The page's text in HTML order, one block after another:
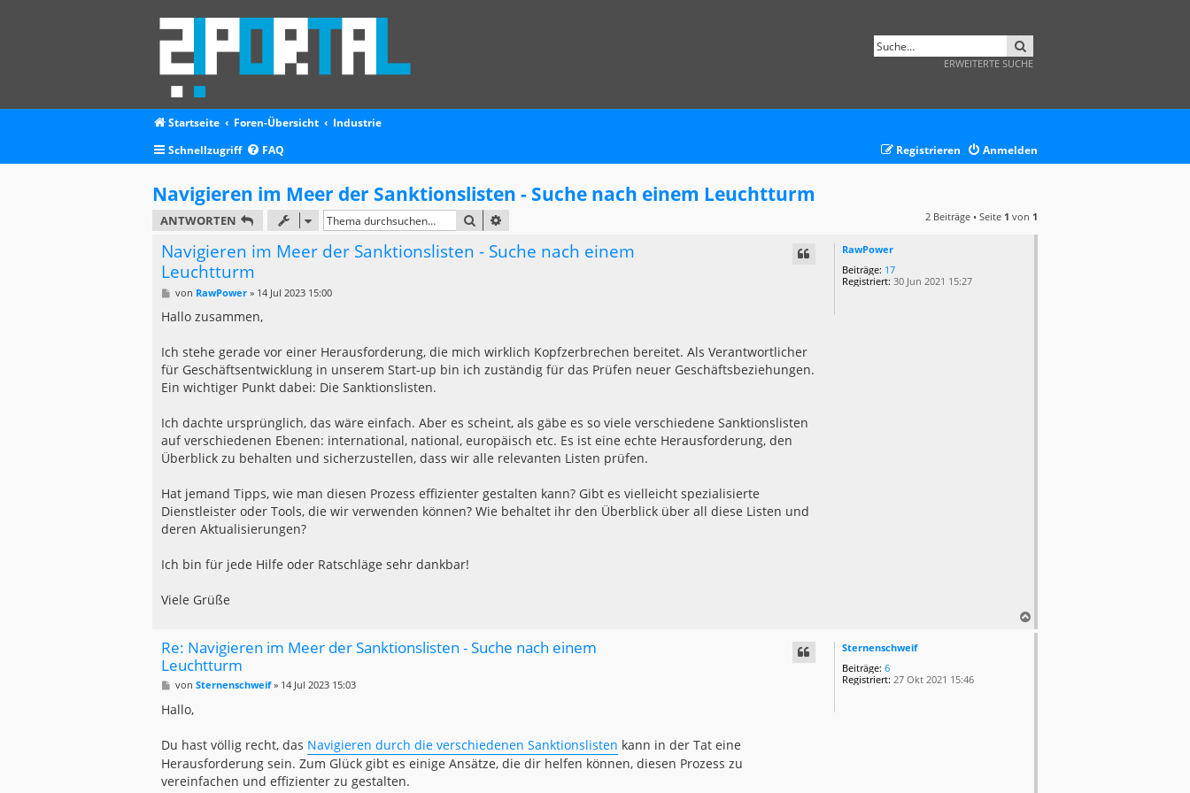
ERWEITERTE SUCHE
Startseite Foren-Übersicht
Industrie
Schnellzugriff
FAQ Anmelden
Registrieren
Navigieren im Meer der Sanktionslisten - Suche nach einem Leuchtturm
ANTWORTEN SUCHE 2 Beiträge • Seite 1 von 1
RawPower
Beiträge: 17
Registriert: 30 Jun 2021 15:27
Navigieren im Meer der Sanktionslisten - Suche nach einem
Leuchtturm
B
i
a
g
von RawPower» 14 Jul 2023 15:00
Hallo zusammen,
Ich stehe gerade vor einer Herausforderung, die mich wirklich Kopfzerbrechen bereitet. Als Verantwortlicher
für Geschäftsentwicklung in unserem Start-up bin ich zuständig für das Prüfen neuer Geschäftsbeziehungen.
Ein wichtiger Punkt dabei: Die Sanktionslisten.
Ich dachte ursprünglich, das wäre einfach. Aber es scheint, als gäbe es so viele verschiedene Sanktionslisten
auf verschiedenen Ebenen: international, national, europäisch etc. Es ist eine echte Herausforderung, den
Überblick zu behalten und sicherzustellen, dass wir alle relevanten Listen prüfen.
Hat jemand Tipps, wie man diesen Prozess effizienter gestalten kann? Gibt es vielleicht spezialisierte
Dienstleister oder Tools, die wir verwenden können? Wie behaltet ihr den Überblick über all diese Listen und
deren Aktualisierungen?
Ich bin für jede Hilfe oder Ratschläge sehr dankbar!
Viele Grüße
a
Sternenschweif
Beiträge: 6
Registriert: 27 Okt 2021 15:46
Re: Navigieren im Meer der Sanktionslisten - Suche nach einem
Leuchtturm
B
i
t
a
g
von Sternenschweif» 14 Jul 2023 15:03
Hallo,
Du hast völlig recht, das Navigieren durch die verschiedenen Sanktionslisten kann in der Tat eine
Herausforderung sein. Zum Glück gibt es einige Ansätze, die dir helfen können, diesen Prozess zu
vereinfachen und effizienter zu gestalten.